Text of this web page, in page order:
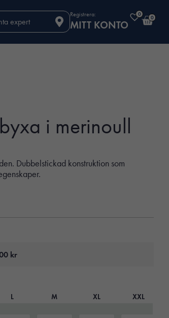
expert
Registrera:
MITT KONTO
0
0
i merinoull
Dubbelstickad konstruktion som
kr
L M XL XXL